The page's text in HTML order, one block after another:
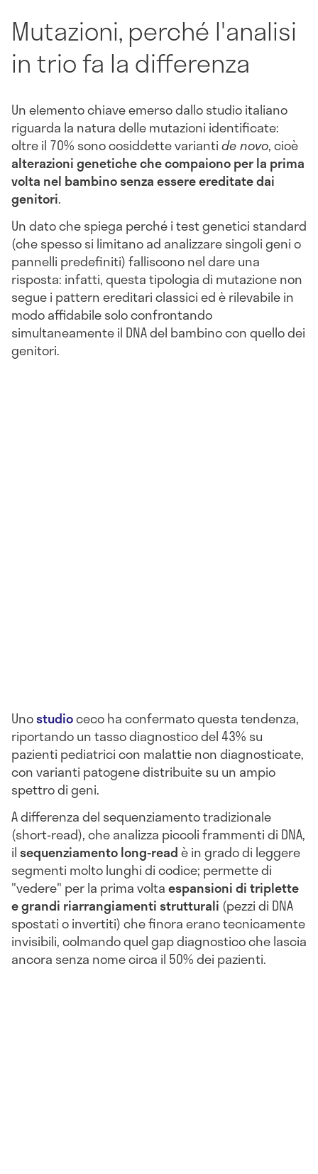
Mutazioni, perché l'analisi
in trio fa la differenza
Un elemento chiave emerso dallo studio italiano
riguarda la natura delle mutazioni identificate:
oltre il 70% sono cosiddette variantide novo, cioè
alterazioni genetiche che compaiono per la prima
volta nel bambino senza essere ereditate dai
genitori.
Un dato che spiega perché i test genetici standard
(che spesso si limitano ad analizzare singoli geni o
pannelli predefiniti) falliscono nel dare una
risposta: infatti, questa tipologia di mutazione non
segue i pattern ereditari classici ed è rilevabile in
modo affidabile solo confrontando
simultaneamente il DNA del bambino con quello dei
genitori.
Unostudioceco ha confermato questa tendenza,
riportando un tasso diagnostico del 43% su
pazienti pediatrici con malattie non diagnosticate,
con varianti patogene distribuite su un ampio
spettro di geni.
A differenza del sequenziamento tradizionale
(short-read), che analizza piccoli frammenti di DNA,
ilsequenziamento long-readè in grado di leggere
segmenti molto lunghi di codice; permette di
"vedere" per la prima voltaespansioni di triplette
e grandi riarrangiamenti strutturali (pezzi di DNA
spostati o invertiti) che finora erano tecnicamente
invisibili, colmando quel gap diagnostico che lascia
ancora senza nome circa il 50% dei pazienti.